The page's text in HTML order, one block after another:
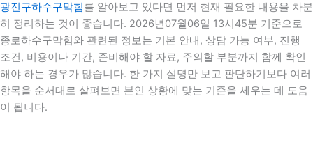
광진구하수구막힘를 알아보고 있다면 먼저 현재 필요한 내용을 차분
히 정리하는 것이 좋습니다. 2026년07월06일 13시45분 기준으로
종로하수구막힘와 관련된 정보는 기본 안내, 상담 가능 여부, 진행
조건, 비용이나 기간, 준비해야 할 자료, 주의할 부분까지 함께 확인
해야 하는 경우가 많습니다. 한 가지 설명만 보고 판단하기보다 여러
항목을 순서대로 살펴보면 본인 상황에 맞는 기준을 세우는 데 도움
이 됩니다.